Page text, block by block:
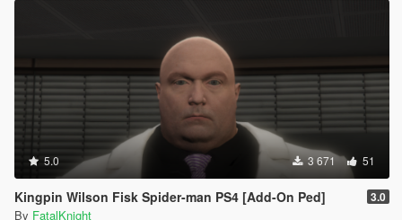
5.0 3 671 51
Kingpin Wilson Fisk Spider-man PS4 [Add-On Ped] 3.0
By FatalKnight